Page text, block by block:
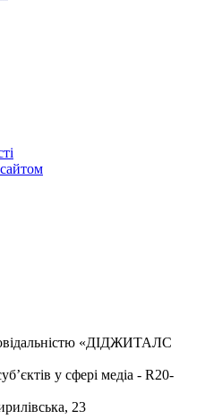
«ДІДЖИТАЛС
у сфері медіа - R20-
23